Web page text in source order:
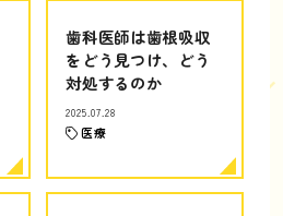
歯科医師は歯根吸収
をどう見つけ、どう
対処するのか
2025.07.28
医療